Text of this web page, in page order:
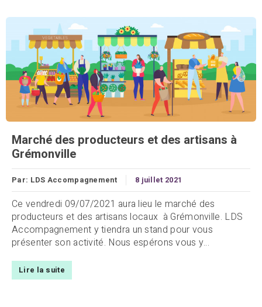
Marché des producteurs et des artisans à
Grémonville
Par: LDS Accompagnement 8 juillet 2021
Ce vendredi 09/07/2021 aura lieu le marché des
producteurs et des artisans locaux à Grémonville. LDS
Accompagnement y tiendra un stand pour vous
présenter son activité. Nous espérons vous y...
Lire la suite